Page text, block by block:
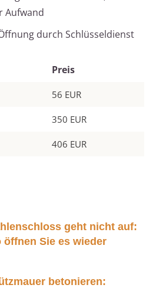
Aufwand
durch Schlüsseldienst
Preis
56 EUR
350 EUR
406 EUR
geht nicht auf:
öffnen Sie es wieder
betonieren: